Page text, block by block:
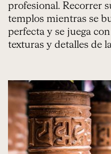
profesional. Recorrer
templos mientras se
perfecta y se juega
texturas y detalles de